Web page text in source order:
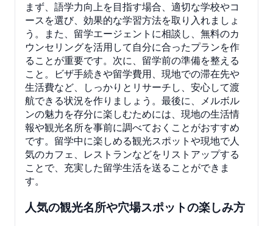
まず、語学力向上を目指す場合、適切な学校やコ
ースを選び、効果的な学習方法を取り入れましょ
う。また、留学エージェントに相談し、無料のカ
ウンセリングを活用して自分に合ったプランを作
ることが重要です。次に、留学前の準備を整える
こと。ビザ手続きや留学費用、現地での滞在先や
生活費など、しっかりとリサーチし、安心して渡
航できる状況を作りましょう。最後に、メルボル
ンの魅力を存分に楽しむためには、現地の生活情
報や観光名所を事前に調べておくことがおすすめ
です。留学中に楽しめる観光スポットや現地で人
気のカフェ、レストランなどをリストアップする
ことで、充実した留学生活を送ることができま
す。
人気の観光名所や穴場スポットの楽しみ方